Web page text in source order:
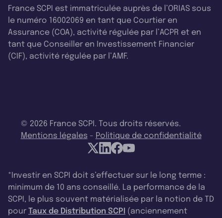
France SCPI est immatriculée auprès de l’ORIAS sous
le numéro 16002069 en tant que Courtier en
Assurance (COA), activité régulée par l’ACPR et en
tant que Conseiller en Investissement Financier
(CIF), activité régulée par l’AMF.
© 2026 France SCPI. Tous droits réservés.
Mentions légales - Politique de confidentialité
*Investir en SCPI doit s’effectuer sur le long terme :
minimum de 10 ans conseillé. La performance de la
SCPI, le plus souvent matérialisée par la notion de TD
pour Taux de Distribution SCPI (anciennement